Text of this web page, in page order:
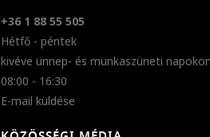
+36 1 88 55 505
Hétfő - péntek
kivéve ünnep- és munkaszüneti napokon
08:00 - 16:30
E-mail küldése